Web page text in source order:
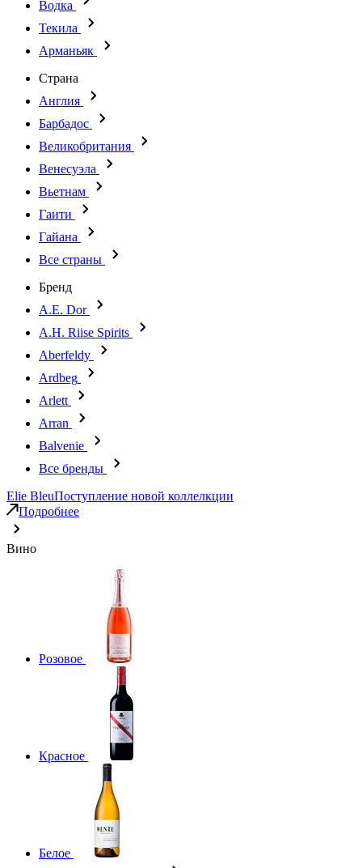
Водка
Текила
Арманьяк
Страна
Англия
Барбадос
Великобритания
Венесуэла
Вьетнам
Гаити
Гайана
Все страны
Бренд
A.E. Dor
A.H. Riise Spirits
Aberfeldy
Ardbeg
Arlett
Arran
Balvenie
Все бренды
Elie BleuПоступление новой коллелкции
Подробнее
Вино
Розовое
Красное
Белое